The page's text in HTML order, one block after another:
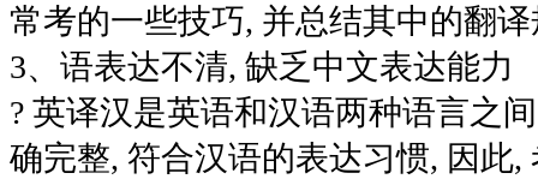
常考的一些技巧, 并总结其中的翻译
3、语表达不清, 缺乏中文表达能力
? 英译汉是英语和汉语两种语言之
确完整, 符合汉语的表达习惯, 因此,